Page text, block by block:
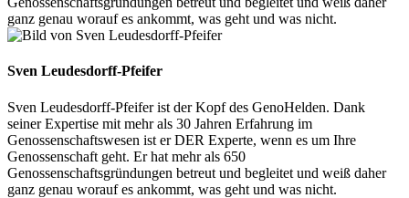
ganz genau worauf es ankommt, was geht und was nicht.
Sven Leudesdorff-Pfeifer
Sven Leudesdorff-Pfeifer ist der Kopf des GenoHelden. Dank
seiner Expertise mit mehr als 30 Jahren Erfahrung im
Genossenschaftswesen ist er DER Experte, wenn es um Ihre
Genossenschaft geht. Er hat mehr als 650
Genossenschaftsgründungen betreut und begleitet und weiß daher
ganz genau worauf es ankommt, was geht und was nicht.